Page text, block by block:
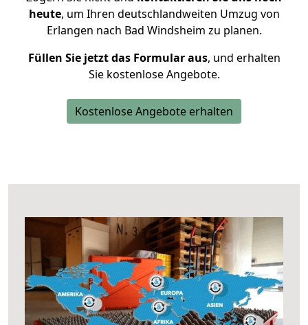
heute, um Ihren deutschlandweiten Umzug von
Erlangen nach Bad Windsheim zu planen.
Füllen Sie jetzt das Formular aus, und erhalten
Sie kostenlose Angebote.
Kostenlose Angebote erhalten